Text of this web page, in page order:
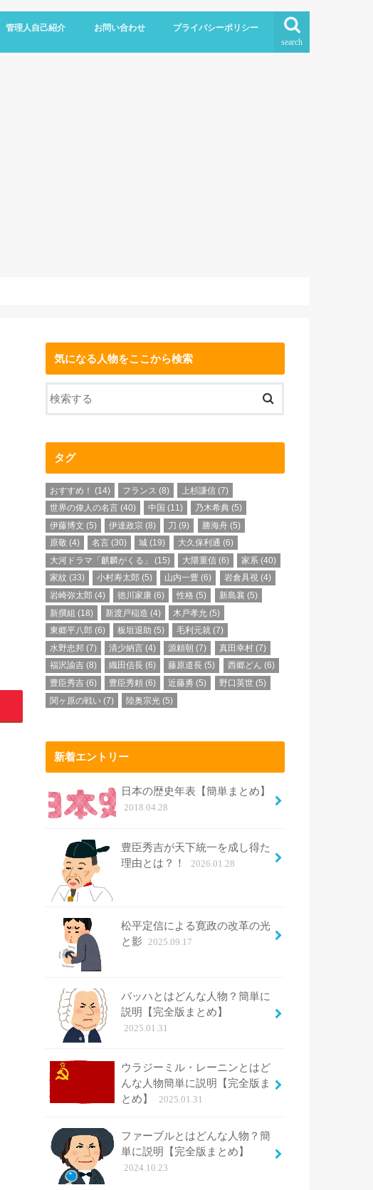
search
管理人自己紹介 お問い合わせ プライバシーポリシー
気になる人物をここから検索
タグ
おすすめ！ (14) フランス (8) 上杉謙信 (7)
世界の偉人の名言 (40) 中国 (11) 乃木希典 (5)
伊藤博文 (5) 伊達政宗 (8) 刀 (9) 勝海舟(5)
原敬 (4) 名言 (30) 城 (19) 大久保利通 (6)
大河ドラマ「麒麟がくる」
(15) 大隈重信 (6) 家系 (40)
家紋 (33) 小村寿太郎 (5) 山内一豊 (6) 岩倉具視(4)
岩崎弥太郎 (4) 徳川家康 (6) 性格 (5) 新島襄 (5)
新撰組 (18) 新渡戸稲造 (4) 木戸孝允 (5)
東郷平八郎 (6) 板垣退助 (5) 毛利元就 (7)
水野忠邦 (7) 清少納言 (4) 源頼朝 (7) 真田幸村(7)
福沢諭吉 (8) 織田信長 (6) 藤原道長 (5) 西郷どん (6)
豊臣秀吉 (6) 豊臣秀頼 (6) 近藤勇 (5) 野口英世(5)
関ヶ原の戦い (7) 陸奥宗光 (5)
新着エントリー
日本の歴史年表【簡単まとめ】
2018.04.28
豊臣秀吉が天下統一を成し得た
理由とは？！
2026.01.28
松平定信による寛政の改革の光
と影
2025.09.17
バッハとはどんな人物？簡単に
説明【完全版まとめ】
2025.01.31
ウラジーミル・レーニンとはど
んな人物簡単に説明【完全版ま
とめ】
2025.01.31
ファーブルとはどんな人物？簡
単に説明【完全版まとめ】
2024.10.23